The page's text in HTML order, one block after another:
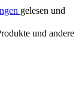
gelesen und
und andere